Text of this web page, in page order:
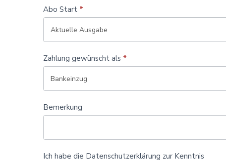
Abo Start *
Zahlung gewünscht als *
Bemerkung
Ich habe die Datenschutzerklärung zur Kenntnis